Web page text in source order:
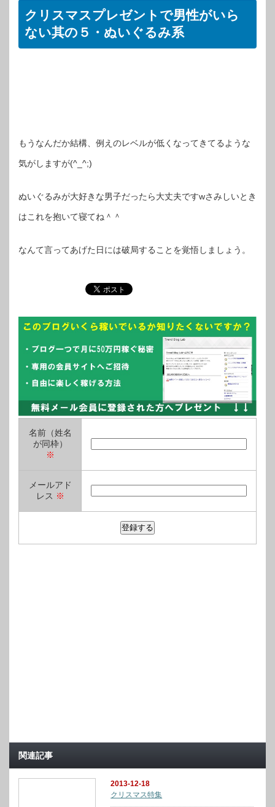
クリスマスプレゼントで男性がいら
ない其の５・ぬいぐるみ系
もうなんだか結構、例えのレベルが低くなってきてるような
気がしますが(^_^;)
ぬいぐるみが大好きな男子だったら大丈夫ですwさみしいとき
はこれを抱いて寝てね＾＾
なんて言ってあげた日には破局することを覚悟しましょう。
名前（姓名
が同枠）
※
メールアド
レス ※
関連記事
2013-12-18
クリスマス特集